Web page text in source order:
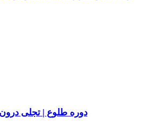
دوره طلوع | تجلی درون